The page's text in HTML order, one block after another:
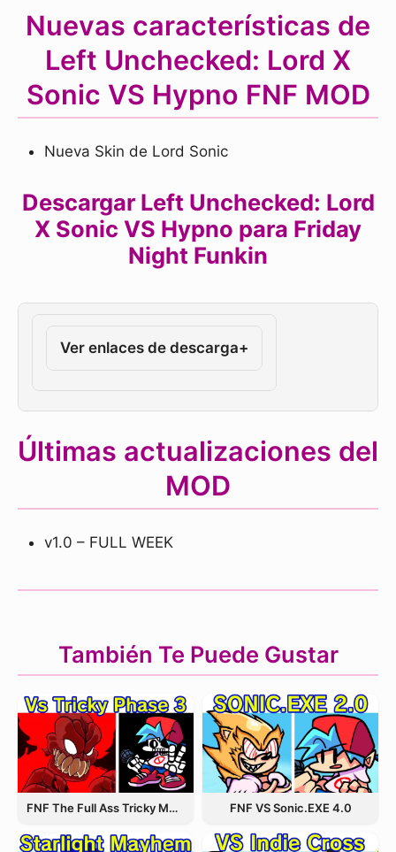
Nuevas características de
Left Unchecked: Lord X
Sonic VS Hypno FNF MOD
Nueva Skin de Lord Sonic
Descargar Left Unchecked: Lord
X Sonic VS Hypno para Friday
Night Funkin
Ver enlaces de descarga+
Últimas actualizaciones del
MOD
v1.0 – FULL WEEK
También Te Puede Gustar
FNF The Full Ass Tricky MOD FNF VS Sonic.EXE 4.0